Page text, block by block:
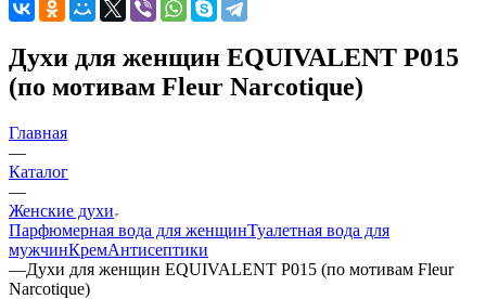
Духи для женщин EQUIVALENT P015
(по мотивам Fleur Narcotique)
Главная
—
Каталог
—
Женские духи
Парфюмерная вода для женщинТуалетная вода для
мужчинКремАнтисептики
—Духи для женщин EQUIVALENT P015 (по мотивам Fleur
Narcotique)